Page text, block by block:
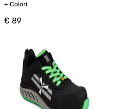
+ Colori
€ 89